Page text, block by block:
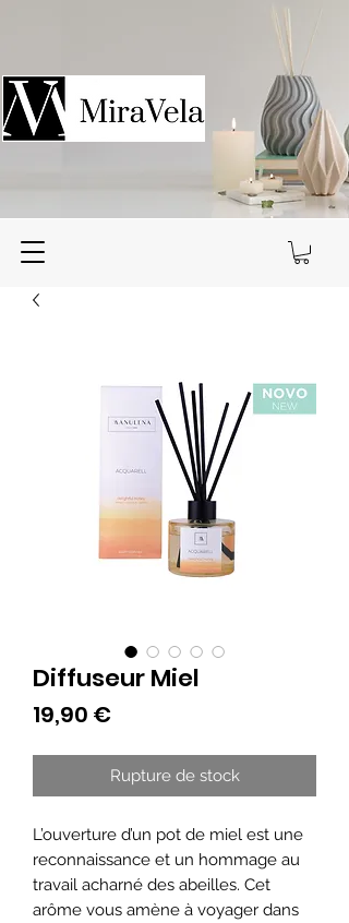
Diffuseur Miel
19,90 €Prix
Rupture de stock
L’ouverture d’un pot de miel est une
reconnaissance et un hommage au
travail acharné des abeilles. Cet
arôme vous amène à voyager dans